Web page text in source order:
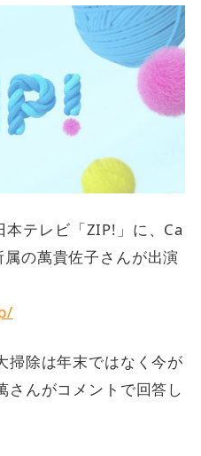
テレビ「ZIP!」に、Ca
属の萬貴佐子さんが出演
掃除は年末ではなく今が
さんがコメントで回答し